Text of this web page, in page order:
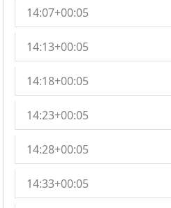
14:07+00:05
14:13+00:05
14:18+00:05
14:23+00:05
14:28+00:05
14:33+00:05